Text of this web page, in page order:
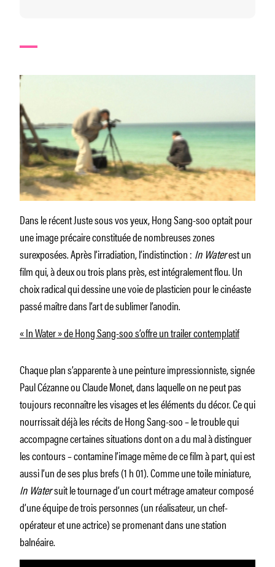
Dans le récent Juste sous vos yeux, Hong Sang-soo optait pour
une image précaire constituée de nombreuses zones
surexposées. Après l’irradiation, l’indistinction : In Waterest un
film qui, à deux ou trois plans près, est intégralement flou. Un
choix radical qui dessine une voie de plasticien pour le cinéaste
passé maître dans l’art de sublimer l’anodin.
« In Water » de Hong Sang-soo s’offre un trailer contemplatif
Chaque plan s’apparente à une peinture impressionniste, signée
Paul Cézanne ou Claude Monet, dans laquelle on ne peut pas
toujours reconnaître les visages et les éléments du décor. Ce qui
nourrissait déjà les récits de Hong Sang-soo – le trouble qui
accompagne certaines situations dont on a du mal à distinguer
les contours – contamine l’image même de ce film à part, qui est
aussi l’un de ses plus brefs (1 h 01). Comme une toile miniature,
In Watersuit le tournage d’un court métrage amateur composé
d’une équipe de trois personnes (un réalisateur, un chef-
opérateur et une actrice) se promenant dans une station
balnéaire.